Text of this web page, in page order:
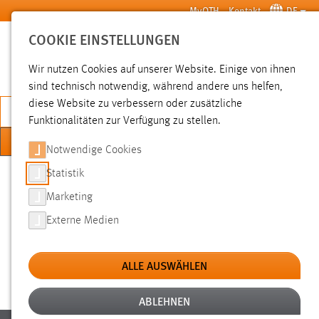
Zum Hauptinhalt springen MyOTH Kontakt DE
SUCHE
JETZT BEWERBEN
Sie sind hier:
Studium Studienangebote
Fehler - Der Link konnte nicht verarbeitet werden.
COOKIE EINSTELLUNGEN
Wir nutzen Cookies auf unserer Website. Einige von ihnen
sind technisch notwendig, während andere uns helfen,
diese Website zu verbessern oder zusätzliche
Funktionalitäten zur Verfügung zu stellen.
Notwendige Cookies
Statistik
Marketing
Externe Medien
ALLE AUSWÄHLEN
ABLEHNEN